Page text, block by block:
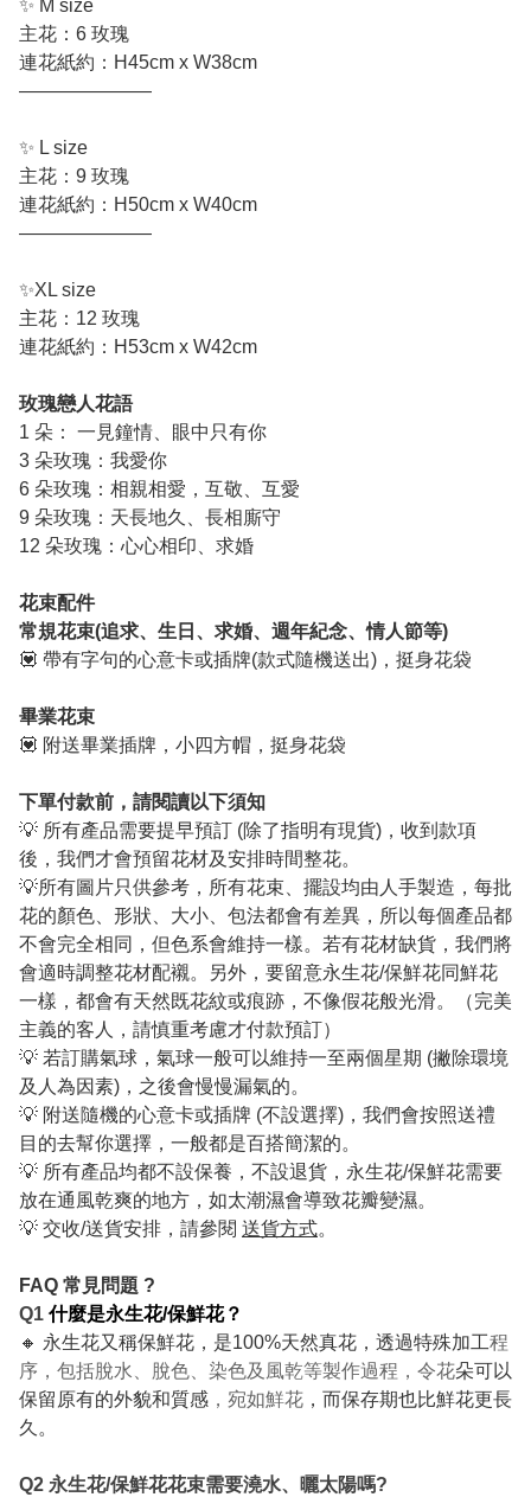
✨ M size
主花：6 玫瑰
連花紙約：H45cm x W38cm
———————
✨ L size
主花：9 玫瑰
連花紙約：H50cm x W40cm
———————
✨XL size
主花：12 玫瑰
連花紙約：H53cm x W42cm
玫瑰戀人花語
1 朵： 一見鐘情、眼中只有你
3 朵玫瑰：我愛你
6 朵玫瑰：相親相愛，互敬、互愛
9 朵玫瑰：天長地久、長相廝守
12 朵玫瑰：心心相印、求婚
花束配件
常規花束(追求、生日、求婚、週年紀念、情人節等)
💟 帶有字句的心意卡或插牌(款式隨機送出)，挺身花袋
畢業花束
💟 附送畢業插牌，小四方帽，挺身花袋
下單付款前，請閱讀以下須知
💡 所有產品需要提早預訂 (除了指明有現貨)，收到款項
後，我們才會預留花材及安排時間整花。
💡所有圖片只供參考，所有花束、擺設均由人手製造，每批
花的顏色、形狀、大小、包法都會有差異，所以每個產品都
不會完全相同，但色系會維持一樣。若有花材缺貨，我們將
會適時調整花材配襯。另外，要留意永生花/保鮮花同鮮花
一樣，都會有天然既花紋或痕跡，不像假花般光滑。（完美
主義的客人，請慎重考慮才付款預訂）
💡 若訂購氣球，氣球一般可以維持一至兩個星期 (撇除環境
及人為因素)，之後會慢慢漏氣的。
💡 附送隨機的心意卡或插牌 (不設選擇)，我們會按照送禮
目的去幫你選擇，一般都是百搭簡潔的。
💡 所有產品均都不設保養，不設退貨，永生花/保鮮花需要
放在通風乾爽的地方，如太潮濕會導致花瓣變濕。
💡 交收/送貨安排，請參閱 送貨方式。
FAQ 常見問題 ?
Q1 什麼是永生花/保鮮花？
🔸 永生花又稱保鮮花，是100%天然真花，透過特殊加工程
序，包括脫水、脫色、染色及風乾等製作過程，令花朵可以
保留原有的外貌和質感 ，宛如鮮花 ，而保存期也比鮮花更長
久。
Q2 永生花/保鮮花花束需要澆水、曬太陽嗎?